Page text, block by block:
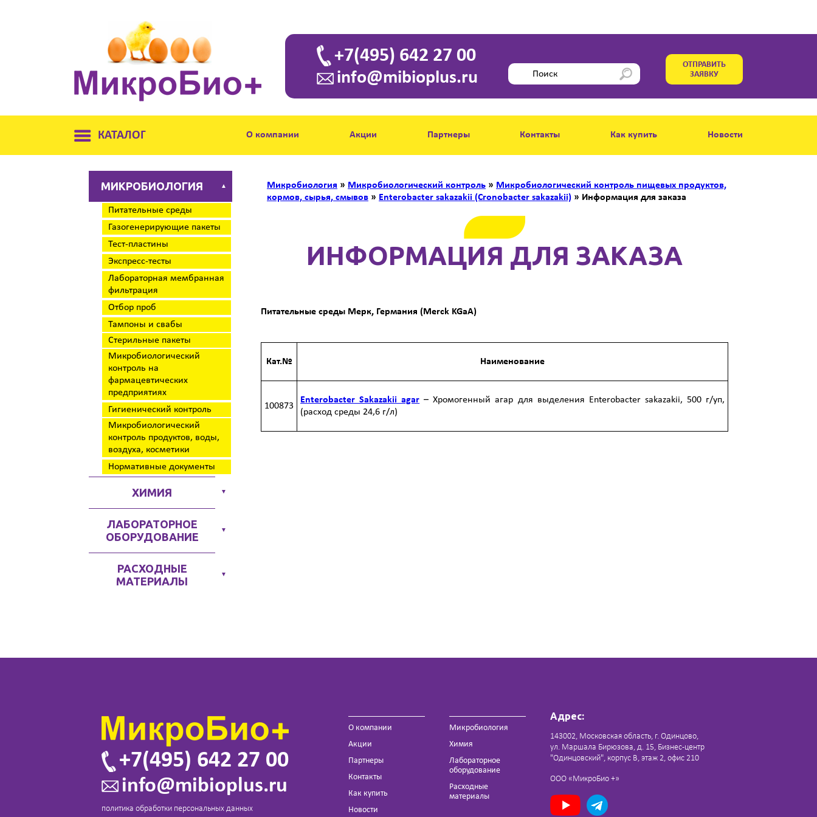
+7(495) 642 27 00
info@mibioplus.ru
ОТПРАВИТЬ
ЗАЯВКУ
КАТАЛОГ О компании Акции Партнеры Контакты Как купить Новости
МИКРОБИОЛОГИЯ ▲
Питательные среды
Газогенерирующие пакеты
Тест-пластины
Экспресс-тесты
Лабораторная мембранная
фильтрация
Отбор проб
Тампоны и свабы
Стерильные пакеты
Микробиологический
контроль на
фармацевтических
предприятиях
Гигиенический контроль
Микробиологический
контроль продуктов, воды,
воздуха, косметики
Нормативные документы
ХИМИЯ ▼
ЛАБОРАТОРНОЕ
ОБОРУДОВАНИЕ
▼
РАСХОДНЫЕ
МАТЕРИАЛЫ
▼
Микробиология » Микробиологический контроль » Микробиологический контроль пищевых продуктов,
кормов, сырья, смывов » Enterobacter sakazakii (Cronobacter sakazakii) » Информация для заказа
ИНФОРМАЦИЯ ДЛЯ ЗАКАЗА
Питательные среды Мерк, Германия (Merck KGaA)
Кат.№ Наименование
100873
Enterobacter Sakazakii agar – Хромогенный агар для выделения Enterobacter sakazakii, 500 г/уп,
(расход среды 24,6 г/л)
+7(495) 642 27 00
info@mibioplus.ru
политика обработки персональных данных
О компании
Акции
Партнеры
Контакты
Как купить
Новости
Микробиология
Химия
Лабораторное
оборудование
Расходные
материалы
Адрес:
143002, Московская область, г. Одинцово,
ул. Маршала Бирюзова, д. 15, Бизнес-центр
"Одинцовский", корпус В, этаж 2, офис 210
ООО «МикроБио +»